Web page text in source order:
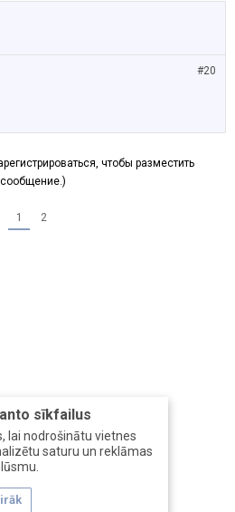
sīkfailus
lai nodrošinātu vietnes
saturu un reklāmas
#20
чтобы разместить
сообщение.)
1 2